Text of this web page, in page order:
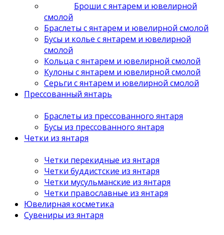
Броши с янтарем и ювелирной
смолой
Браслеты с янтарем и ювелирной смолой
Бусы и колье с янтарем и ювелирной
смолой
Кольца с янтарем и ювелирной смолой
Кулоны с янтарем и ювелирной смолой
Серьги с янтарем и ювелирной смолой
Прессованный янтарь
Браслеты из прессованного янтаря
Бусы из прессованного янтаря
Четки из янтаря
Четки перекидные из янтаря
Четки буддистские из янтаря
Четки мусульманские из янтаря
Четки православные из янтаря
Ювелирная косметика
Сувениры из янтаря